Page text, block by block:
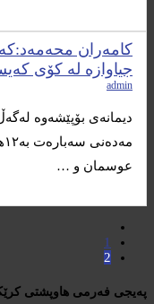
کامەران
جیاوازە لە کۆی
admin
دیمانەی بۆپێشەوە
عوسمان و …
1
2
پەیجی فەرمی هاوپشتی